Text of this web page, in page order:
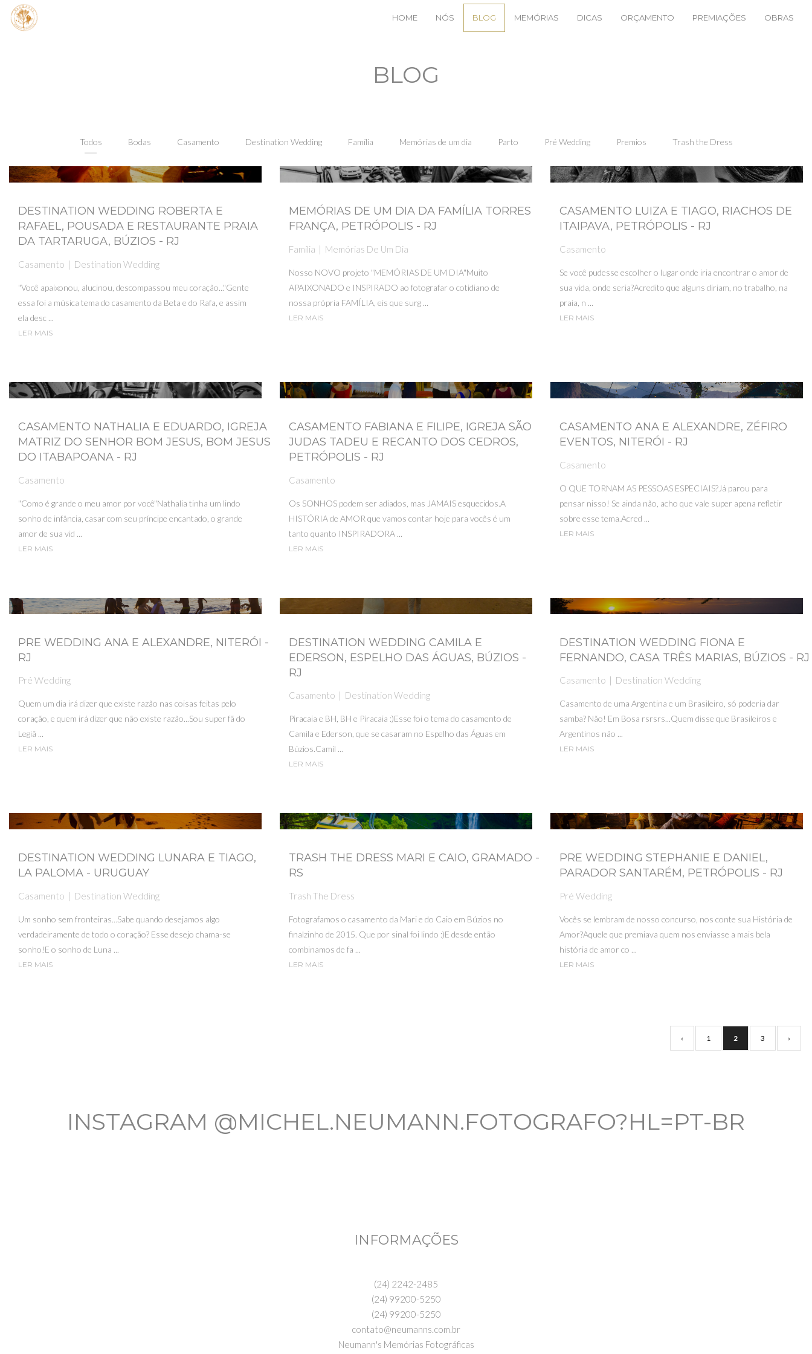
HOME NÓS BLOG MEMÓRIAS DICAS ORÇAMENTO PREMIAÇÕES OBRAS
BLOG
Todos Bodas Casamento Destination Wedding Família Memórias de um dia Parto Pré Wedding Premios Trash the Dress
DESTINATION WEDDING ROBERTA E
RAFAEL, POUSADA E RESTAURANTE PRAIA
DA TARTARUGA, BÚZIOS - RJ
Casamento Destination Wedding
"Você apaixonou, alucinou, descompassou meu coração..."Gente
essa foi a música tema do casamento da Beta e do Rafa, e assim
ela desc ...
LER MAIS
MEMÓRIAS DE UM DIA DA FAMÍLIA TORRES
FRANÇA, PETRÓPOLIS - RJ
Família Memórias De Um Dia
Nosso NOVO projeto "MEMÓRIAS DE UM DIA"Muito
APAIXONADO e INSPIRADO ao fotografar o cotidiano de
nossa própria FAMÍLIA, eis que surg ...
LER MAIS
CASAMENTO LUIZA E TIAGO, RIACHOS DE
ITAIPAVA, PETRÓPOLIS - RJ
Casamento
Se você pudesse escolher o lugar onde iria encontrar o amor de
sua vida, onde seria?Acredito que alguns diriam, no trabalho, na
praia, n ...
LER MAIS
CASAMENTO NATHALIA E EDUARDO, IGREJA
MATRIZ DO SENHOR BOM JESUS, BOM JESUS
DO ITABAPOANA - RJ
Casamento
"Como é grande o meu amor por você"Nathalia tinha um lindo
sonho de infância, casar com seu príncipe encantado, o grande
amor de sua vid ...
LER MAIS
CASAMENTO FABIANA E FILIPE, IGREJA SÃO
JUDAS TADEU E RECANTO DOS CEDROS,
PETRÓPOLIS - RJ
Casamento
Os SONHOS podem ser adiados, mas JAMAIS esquecidos.A
HISTÓRIA de AMOR que vamos contar hoje para vocês é um
tanto quanto INSPIRADORA ...
LER MAIS
CASAMENTO ANA E ALEXANDRE, ZÉFIRO
EVENTOS, NITERÓI - RJ
Casamento
O QUE TORNAM AS PESSOAS ESPECIAIS?Já parou para
pensar nisso! Se ainda não, acho que vale super apena refletir
sobre esse tema.Acred ...
LER MAIS
PRE WEDDING ANA E ALEXANDRE, NITERÓI -
RJ
Pré Wedding
Quem um dia irá dizer que existe razão nas coisas feitas pelo
coração, e quem irá dizer que não existe razão...Sou super fã do
Legiã ...
LER MAIS
DESTINATION WEDDING CAMILA E
EDERSON, ESPELHO DAS ÁGUAS, BÚZIOS -
RJ
Casamento Destination Wedding
Piracaia e BH, BH e Piracaia :)Esse foi o tema do casamento de
Camila e Ederson, que se casaram no Espelho das Águas em
Búzios.Camil ...
LER MAIS
DESTINATION WEDDING FIONA E
FERNANDO, CASA TRÊS MARIAS, BÚZIOS - RJ
Casamento Destination Wedding
Casamento de uma Argentina e um Brasileiro, só poderia dar
samba? Não! Em Bosa rsrsrs...Quem disse que Brasileiros e
Argentinos não ...
LER MAIS
DESTINATION WEDDING LUNARA E TIAGO,
LA PALOMA - URUGUAY
Casamento Destination Wedding
Um sonho sem fronteiras...Sabe quando desejamos algo
verdadeiramente de todo o coração? Esse desejo chama-se
sonho!E o sonho de Luna ...
LER MAIS
TRASH THE DRESS MARI E CAIO, GRAMADO -
RS
Trash The Dress
Fotografamos o casamento da Mari e do Caio em Búzios no
finalzinho de 2015. Que por sinal foi lindo :)E desde então
combinamos de fa ...
LER MAIS
PRE WEDDING STEPHANIE E DANIEL,
PARADOR SANTARÉM, PETRÓPOLIS - RJ
Pré Wedding
Vocês se lembram de nosso concurso, nos conte sua História de
Amor?Aquele que premiava quem nos enviasse a mais bela
história de amor co ...
LER MAIS
‹ 1 2 3 ›
INSTAGRAM @MICHEL.NEUMANN.FOTOGRAFO?HL=PT-BR
INFORMAÇÕES
(24) 2242-2485
(24) 99200-5250
(24) 99200-5250
contato@neumanns.com.br
Neumann's Memórias Fotográficas